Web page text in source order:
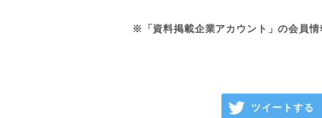
※「資料掲載企業アカウント」の会員
ツイートする